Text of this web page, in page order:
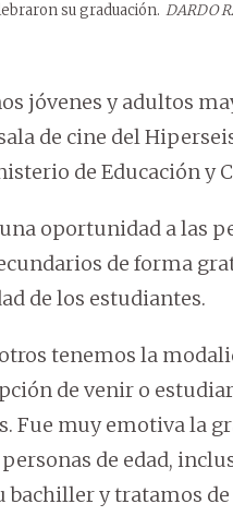
su graduación. DARDO
jóvenes y adultos
de cine del
de Educación y
oportunidad a las
de forma
de los estudiantes.
tenemos la
de venir o
Fue muy emotiva la
de edad,
y tratamos